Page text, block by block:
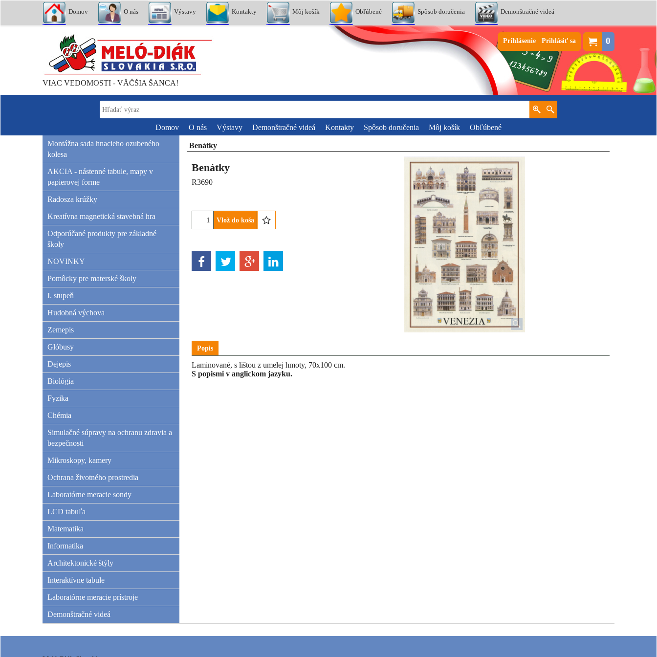
Domov O nás Výstavy Kontakty Môj košík Obľúbené Spôsob doručenia Demonštračné videá
0
Prihlásenie Prihlásiť sa
VIAC VEDOMOSTI - VÄČŠIA ŠANCA!
Domov O nás Výstavy Demonštračné videá Kontakty Spôsob doručenia Môj košík
Obľúbené
Montážna sada hnacieho ozubeného
kolesa
AKCIA - nástenné tabule, mapy v
papierovej forme
Radosza krúžky
Kreatívna magnetická stavebná hra
Odporúčané produkty pre základné
školy
NOVINKY
Pomôcky pre materské školy
I. stupeň
Hudobná výchova
Zemepis
Glóbusy
Dejepis
Biológia
Fyzika
Chémia
Simulačné súpravy na ochranu zdravia a
bezpečnosti
Mikroskopy, kamery
Ochrana životného prostredia
Laboratórne meracie sondy
LCD tabuľa
Matematika
Informatika
Architektonické štýly
Interaktívne tabule
Laboratórne meracie prístroje
Demonštračné videá
Benátky
Benátky
R3690
Vlož do koša
Popis
Laminované, s lištou z umelej hmoty, 70x100 cm.
S popismi v anglickom jazyku.